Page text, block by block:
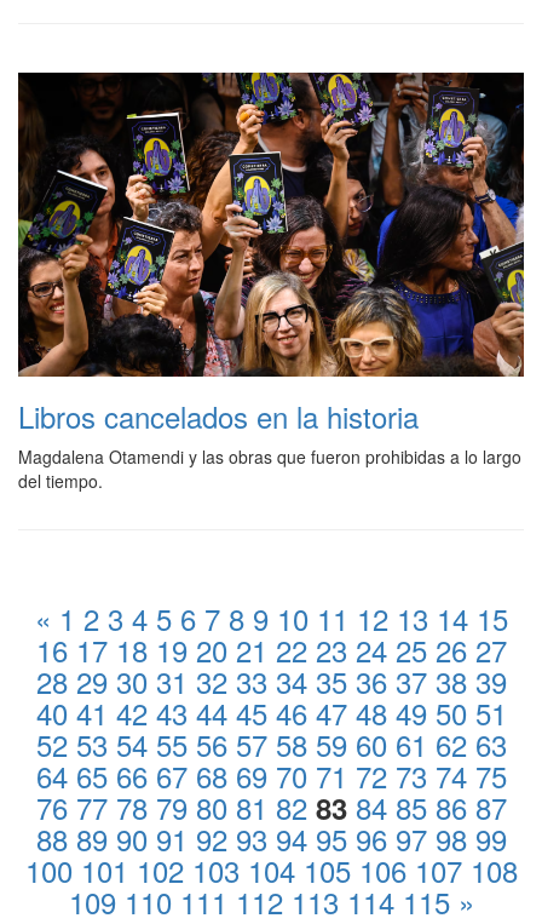
Libros cancelados en la historia
Magdalena Otamendi y las obras que fueron prohibidas a lo largo
del tiempo.
« 1 2 3 4 5 6 7 8 9 10 11 12 13 14 15
16 17 18 19 20 21 22 23 24 25 26 27
28 29 30 31 32 33 34 35 36 37 38 39
40 41 42 43 44 45 46 47 48 49 50 51
52 53 54 55 56 57 58 59 60 61 62 63
64 65 66 67 68 69 70 71 72 73 74 75
76 77 78 79 80 81 82 83 84 85 86 87
88 89 90 91 92 93 94 95 96 97 98 99
100 101 102 103 104 105 106 107 108
109 110 111 112 113 114 115 »